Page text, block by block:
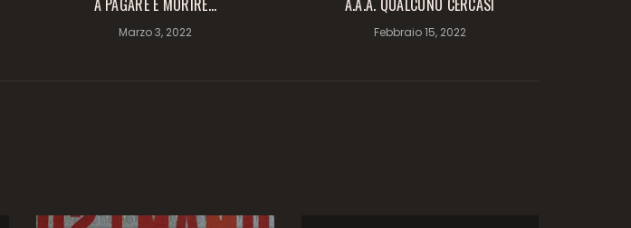
A PAGARE E MORIRE…
Marzo 3, 2022
A.A.A. QUALCUNO CERCASI
Febbraio 15, 2022